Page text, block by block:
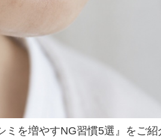
を増やすNG習慣5選』をご紹